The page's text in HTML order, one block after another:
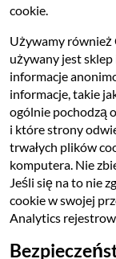
cookie.
Używamy również
używany jest
informacje
informacje, takie
ogólnie pochodzą
i które strony
trwałych plików
komputera. Nie
Jeśli się na to nie
cookie w swojej
Analytics